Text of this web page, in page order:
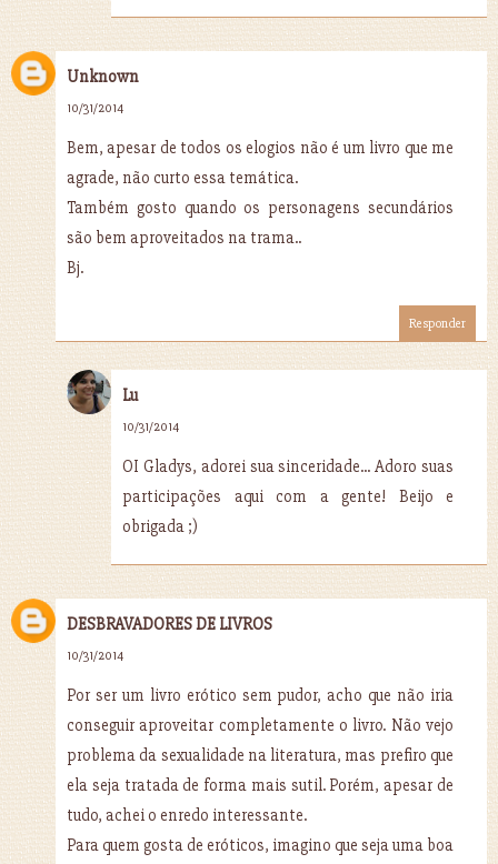
Unknown
10/31/2014
Bem, apesar de todos os elogios não é um livro que me
agrade, não curto essa temática.
Também gosto quando os personagens secundários
são bem aproveitados na trama..
Bj.
Responder
Lu
10/31/2014
OI Gladys, adorei sua sinceridade... Adoro suas
participações aqui com a gente! Beijo e
obrigada ;)
DESBRAVADORES DE LIVROS
10/31/2014
Por ser um livro erótico sem pudor, acho que não iria
conseguir aproveitar completamente o livro. Não vejo
problema da sexualidade na literatura, mas prefiro que
ela seja tratada de forma mais sutil. Porém, apesar de
tudo, achei o enredo interessante.
Para quem gosta de eróticos, imagino que seja uma boa